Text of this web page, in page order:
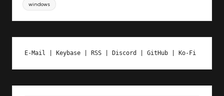
windows
E-Mail Keybase | RSS | Discord GitHub | Ko-Fi